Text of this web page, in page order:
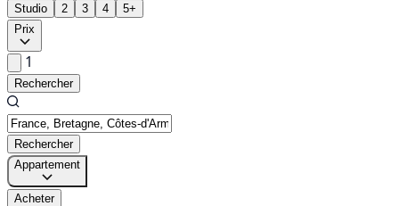
Studio 2 3 4
5+
Prix
1
Rechercher
Rechercher
Appartement
Acheter